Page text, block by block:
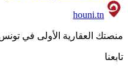
houni.tn
منصتك العقارية الأولى في
تابعنا